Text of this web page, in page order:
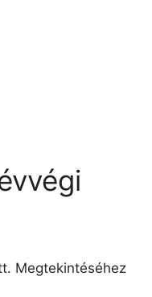
Megtekintéséhez